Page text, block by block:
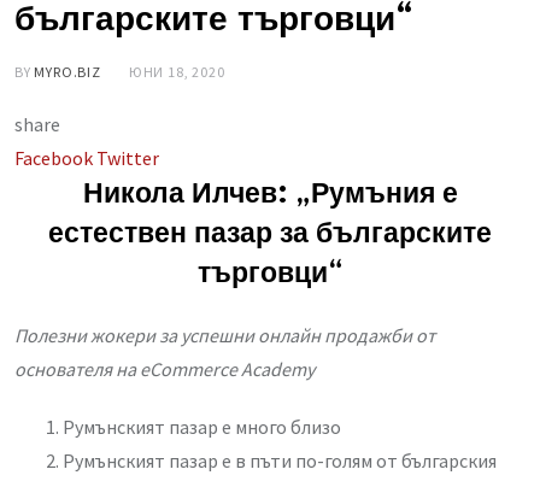
българските търговци“
BY MYRO.BIZ ЮНИ 18, 2020
share
Facebook TwitterLinkedIn
Whatsapp
Share
via
Email
Никола Илчев: „Румъния е
естествен пазар за българските
търговци“
Полезни жокери за успешни онлайн продажби от
основателя на eCommerce Academy
Румънският пазар е много близо
Румънският пазар е в пъти по-голям от българския